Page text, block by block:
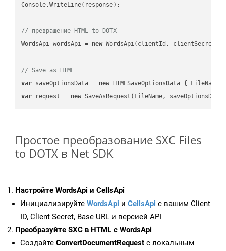
Console.WriteLine(response);
// превращение HTML to DOTX
WordsApi wordsApi = new WordsApi(clientId, clientSecret);
// Save as HTML
var saveOptionsData = new HTMLSaveOptionsData { FileName
var request = new
Простое преобразование SXC Files
to DOTX в Net SDK
Настройте WordsApi и CellsApi
Инициализируйте WordsApi и CellsApi с вашим Client
ID, Client Secret, Base URL и версией API
Преобразуйте SXC в HTML с WordsApi
Создайте ConvertDocumentRequest с локальным